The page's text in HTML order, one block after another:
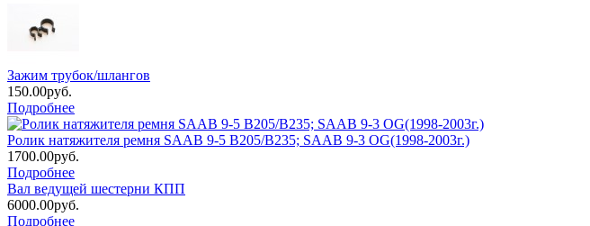
Зажим трубок/шлангов
150.00руб.
Подробнее
Ролик натяжителя ремня SAAB 9-5 B205/B235; SAAB 9-3 OG(1998-2003г.)
1700.00руб.
Подробнее
Вал ведущей шестерни КПП
6000.00руб.
Подробнее